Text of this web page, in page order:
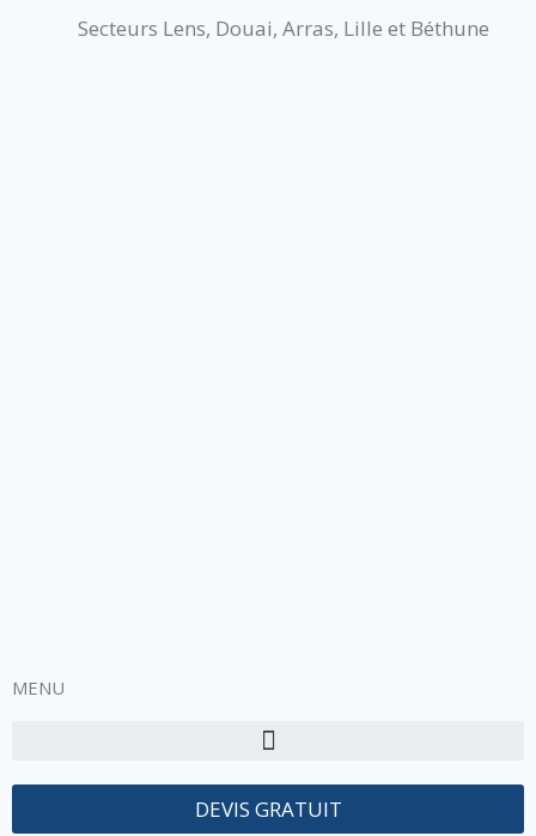
Secteurs Lens, Douai, Arras, Lille et Béthune
MENU
DEVIS GRATUIT